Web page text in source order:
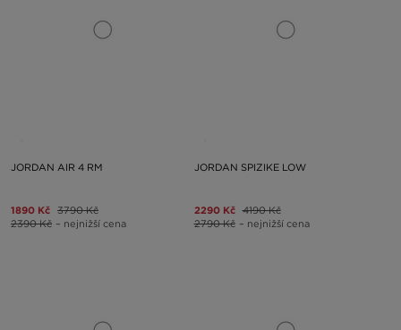
JORDAN AIR 4 RM
1890 Kč 3790 Kč
2390 Kč – nejnižší cena
JORDAN SPIZIKE LOW
2290 Kč 4190 Kč
2790 Kč – nejnižší cena